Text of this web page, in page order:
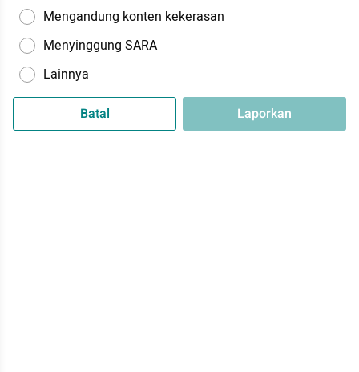
Mengandung konten kekerasan
Menyinggung SARA
Lainnya
Batal Laporkan